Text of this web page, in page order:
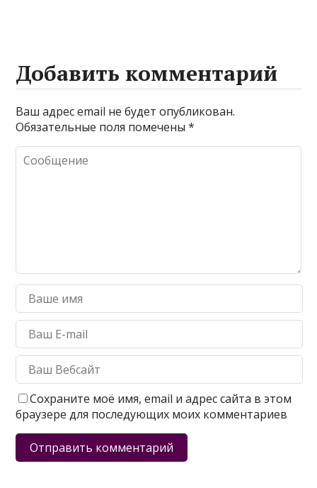
Добавить комментарий
Ваш адрес email не будет опубликован.
Обязательные поля помечены*
Сохраните моё имя, email и адрес сайта в этом
браузере для последующих моих комментариев